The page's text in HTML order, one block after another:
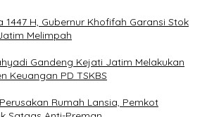
1447 H, Gubernur Khofifah Garansi Stok
Melimpah
Gandeng Kejati Jatim Melakukan
Keuangan PD TSKBS
Rumah Lansia, Pemkot